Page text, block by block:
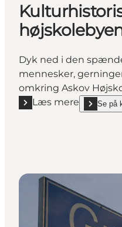
Dyk ned i den
mennesker,
omkring Askov
Læs mere
Læs mere Se på
show